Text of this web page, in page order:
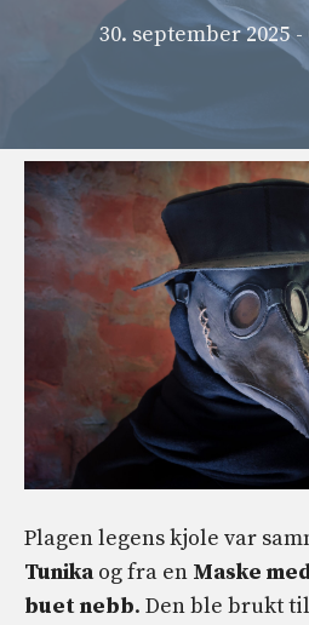
30. september 2025 -
Plagen legens kjole var
Tunika og fra en Maske
buet nebb. Den ble brukt